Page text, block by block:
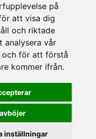
på
att visa dig
och riktade
analysera vår
för att förstå
kommer ifrån.
inställningar
Hom ▪ Kilner ▪
de Vie ▪ Mason
Kengsington ▪
▪ Style de Vie ▪
för våra
till oss på